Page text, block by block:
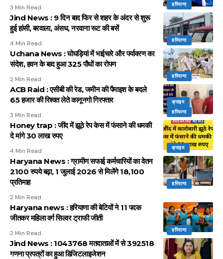
हरियाणा
3 Min Read
हरियाणा
Jind News : 9 दिन बाद फिर से शहर के अंदर से शुरू
हुई हांसी, बरवाला, अंसध, नरवाना रूट की बसें
4 Min Read
हरियाणा
Uchana News : घोघड़ियां में भाईचारे और पर्यावरण का
संदेश, हवन के बाद हुआ 325 पौधों का रोपण
2 Min Read
क्राइम
हरियाणा
ACB Raid : एसीबी की रेड, जमीन की पैमाइश के बदले
65 हजार की रिश्वत लेते कानूनगो गिरफ्तार
3 Min Read
क्राइम
Honey trap : जींद में झूठे रेप केस में फंसाने की धमकी
दे मांगे 30 लाख रुपए
4 Min Read
हरियाणा
Haryana News : ग्रामीण सफाई कर्मचारियों का वेतन
2100 रुपये बढ़ा, 1 जुलाई 2026 से मिलेंगे 18,100
प्रतिमाह
2 Min Read
हरियाणा
Haryana news : हरियाणा की बेटियों ने 11 पदक
जीतकर महिला वर्ग सिल्वर ट्राफी जीती
2 Min Read
Jind News : 1043768 मतदाताओं में से 392518
गणना प्रपत्रों का हुआ डिजिटलाइजेशन